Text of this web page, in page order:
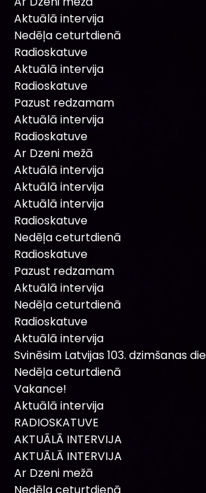
Aktuālā intervija
Nedēļa ceturtdienā
Radioskatuve
Aktuālā intervija
Radioskatuve
Pazust redzamam
Aktuālā intervija
Radioskatuve
Ar Dzeni mežā
Aktuālā intervija
Aktuālā intervija
Aktuālā intervija
Radioskatuve
Nedēļa ceturtdienā
Radioskatuve
Pazust redzamam
Aktuālā intervija
Nedēļa ceturtdienā
Radioskatuve
Aktuālā intervija
Svinēsim Latvijas 103. dzimšanas
Nedēļa ceturtdienā
Vakance!
Aktuālā intervija
RADIOSKATUVE
AKTUĀLĀ INTERVIJA
AKTUĀLĀ INTERVIJA
Ar Dzeni mežā
Nedēļa ceturtdienā